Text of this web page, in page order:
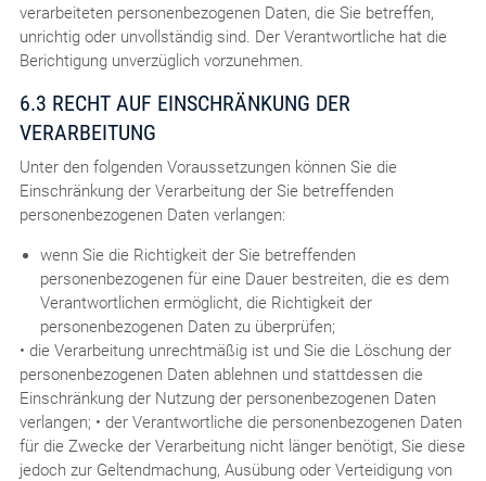
verarbeiteten personenbezogenen Daten, die Sie betreffen,
unrichtig oder unvollständig sind. Der Verantwortliche hat die
Berichtigung unverzüglich vorzunehmen.
6.3 RECHT AUF EINSCHRÄNKUNG DER
VERARBEITUNG
Unter den folgenden Voraussetzungen können Sie die
Einschränkung der Verarbeitung der Sie betreffenden
personenbezogenen Daten verlangen:
wenn Sie die Richtigkeit der Sie betreffenden
personenbezogenen für eine Dauer bestreiten, die es dem
Verantwortlichen ermöglicht, die Richtigkeit der
personenbezogenen Daten zu überprüfen;
• die Verarbeitung unrechtmäßig ist und Sie die Löschung der
personenbezogenen Daten ablehnen und stattdessen die
Einschränkung der Nutzung der personenbezogenen Daten
verlangen; • der Verantwortliche die personenbezogenen Daten
für die Zwecke der Verarbeitung nicht länger benötigt, Sie diese
jedoch zur Geltendmachung, Ausübung oder Verteidigung von